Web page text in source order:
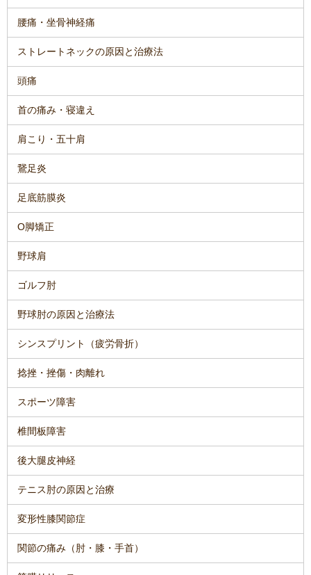
腰痛・坐骨神経痛
ストレートネックの原因と治療法
頭痛
首の痛み・寝違え
肩こり・五十肩
鵞足炎
足底筋膜炎
O脚矯正
野球肩
ゴルフ肘
野球肘の原因と治療法
シンスプリント（疲労骨折）
捻挫・挫傷・肉離れ
スポーツ障害
椎間板障害
後大腿皮神経
テニス肘の原因と治療
変形性膝関節症
関節の痛み（肘・膝・手首）